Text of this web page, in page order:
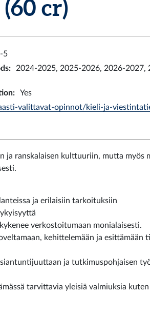
(60 cr)
5
: 2024-2025, 2025-2026, 2026-2027,
:
Yes
valittavat-opinnot/kieli-ja-
ja ranskalaisen kulttuuriin, mutta myös
ja erilaisiin tarkoituksiin
verkostoitumaan monialaisesti.
kehittelemään ja esittämään
ja tutkimuspohjaisen
tarvittavia yleisiä valmiuksia kuten